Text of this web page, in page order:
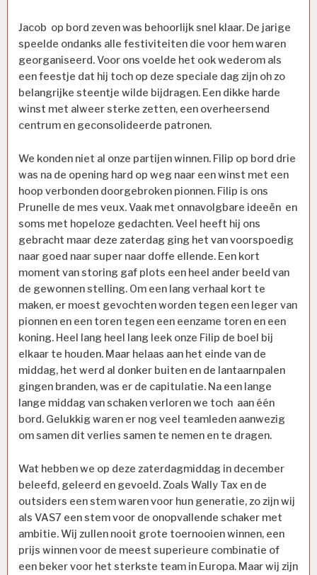
Jacob op bord zeven was behoorlijk snel klaar. De jarige
speelde ondanks alle festiviteiten die voor hem waren
georganiseerd. Voor ons voelde het ook wederom als
een feestje dat hij toch op deze speciale dag zijn oh zo
belangrijke steentje wilde bijdragen. Een dikke harde
winst met alweer sterke zetten, een overheersend
centrum en geconsolideerde patronen.
We konden niet al onze partijen winnen. Filip op bord drie
was na de opening hard op weg naar een winst met een
hoop verbonden doorgebroken pionnen. Filip is ons
Prunelle de mes veux. Vaak met onnavolgbare ideeën en
soms met hopeloze gedachten. Veel heeft hij ons
gebracht maar deze zaterdag ging het van voorspoedig
naar goed naar super naar doffe ellende. Een kort
moment van storing gaf plots een heel ander beeld van
de gewonnen stelling. Om een lang verhaal kort te
maken, er moest gevochten worden tegen een leger van
pionnen en een toren tegen een eenzame toren en een
koning. Heel lang heel lang leek onze Filip de boel bij
elkaar te houden. Maar helaas aan het einde van de
middag, het werd al donker buiten en de lantaarnpalen
gingen branden, was er de capitulatie. Na een lange
lange middag van schaken verloren we toch aan één
bord. Gelukkig waren er nog veel teamleden aanwezig
om samen dit verlies samen te nemen en te dragen.
Wat hebben we op deze zaterdagmiddag in december
beleefd, geleerd en gevoeld. Zoals Wally Tax en de
outsiders een stem waren voor hun generatie, zo zijn wij
als VAS7 een stem voor de onopvallende schaker met
ambitie. Wij zullen nooit grote toernooien winnen, een
prijs winnen voor de meest superieure combinatie of
een beker voor het sterkste team in Europa. Maar wij zijn